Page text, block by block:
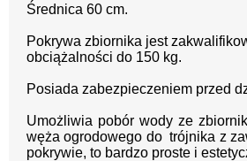
Średnica 60 cm.
Pokrywa zbiornika jest
obciążalności do 150 kg.
Posiada zabezpieczeniem przed
Umożliwia pobór wody ze
węża ogrodowego do trójnika z
pokrywie, to bardzo proste i